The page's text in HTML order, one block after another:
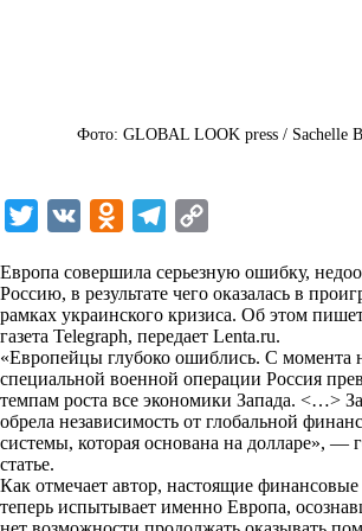
Фото: GLOBAL LOOK press / Sachelle
i
t
t
e
r
n
o
k
l
a
s
s
n
l
e
g
r
a
m
p
y
L
i
n
k
Европа совершила серьезную ошибку,
Россию, в результате чего оказалась в
рамках украинского кризиса. Об этом
газета Telegraph, передает Lenta.ru.
«Европейцы глубоко ошиблись. С момента
специальной военной операции Россия
темпам роста все экономики Запада. <…>
обрела независимость от глобальной
системы, которая основана на долларе», —
статье.
Как отмечает автор, настоящие
теперь испытывает именно Европа,